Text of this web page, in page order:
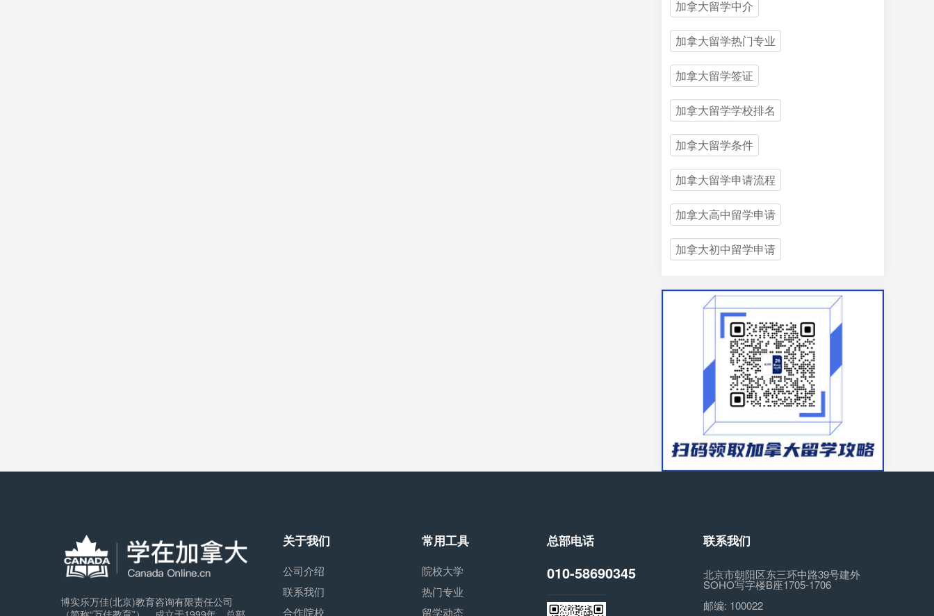
加拿大留学中介
加拿大留学热门专业
加拿大留学签证
加拿大留学学校排名
加拿大留学条件
加拿大留学申请流程
加拿大高中留学申请
加拿大初中留学申请
博实乐万佳(北京)教育咨询有限责任公司
关于我们
公司介绍
联系我们
合作院校
常用工具
院校大学
热门专业
留学动态
总部电话
010-58690345
联系我们
北京市朝阳区东三环中路39号建外
SOHO写字楼B座1705-1706
邮编: 100022